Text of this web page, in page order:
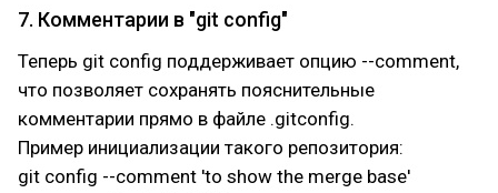
7. Комментарии в "git config"
Теперь git config поддерживает опцию --comment,
что позволяет сохранять пояснительные
комментарии прямо в файле .gitconfig.
Пример инициализации такого репозитория:
git config --comment 'to show the merge base'